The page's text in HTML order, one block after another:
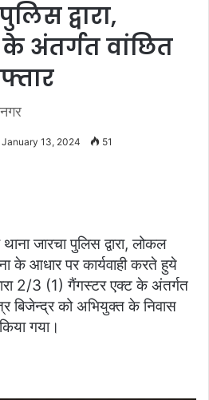
द्वारा,
अंतर्गत वांछित
January 13, 2024 51
जारचा पुलिस द्वारा, लोकल
के आधार पर कार्यवाही करते हुये
2/3 (1) गैंगस्टर एक्ट के अंतर्गत
बिजेन्द्र को अभियुक्त के निवास
गया।